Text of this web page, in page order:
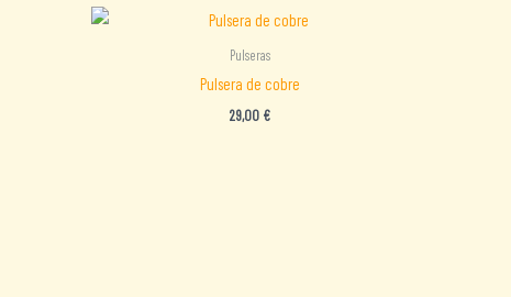
Pulseras
Pulsera de cobre
29,00 €